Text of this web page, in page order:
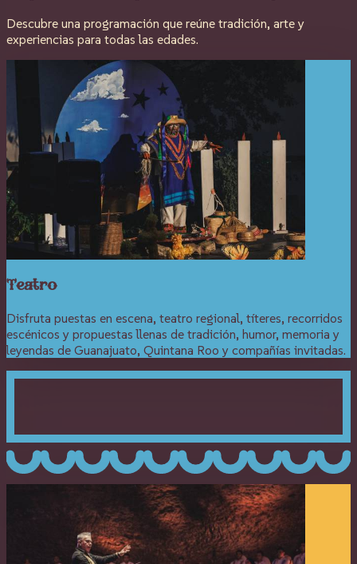
Descubre una programación que reúne tradición, arte y
experiencias para todas las edades.
Teatro
Disfruta puestas en escena, teatro regional, títeres, recorridos
escénicos y propuestas llenas de tradición, humor, memoria y
leyendas de Guanajuato, Quintana Roo y compañías invitadas.